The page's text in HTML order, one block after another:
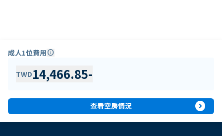
成人1位費用info
TWD14,466.85-
查看空房情況 expand_circle_right